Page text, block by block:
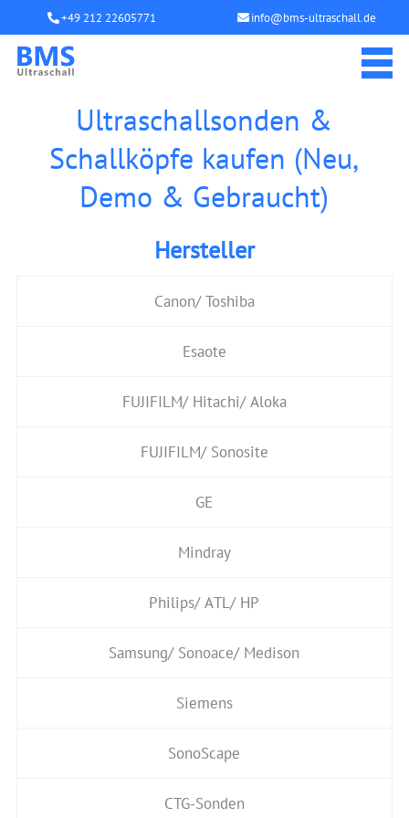
+49 212 22605771 info@bms-ultraschall.de
Ultraschallsonden &
Schallköpfe kaufen (Neu,
Demo & Gebraucht)
Hersteller
Canon/ Toshiba
Esaote
FUJIFILM/ Hitachi/ Aloka
FUJIFILM/ Sonosite
GE
Mindray
Philips/ ATL/ HP
Samsung/ Sonoace/ Medison
Siemens
SonoScape
CTG-Sonden